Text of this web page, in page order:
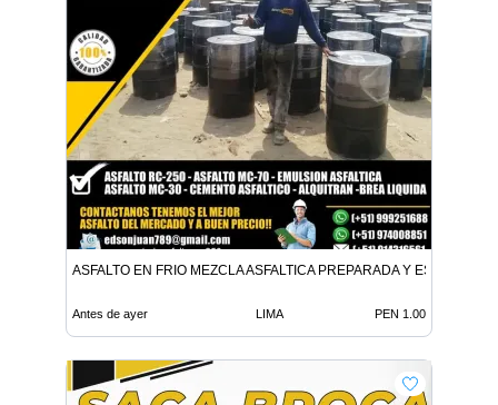
ASFALTO EN FRIO MEZCLA ASFALTICA PREPARADA Y
Antes de ayer LIMA PEN 1.00